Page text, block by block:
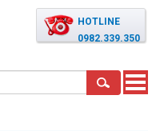
HOTLINE
0982.339.350
Toggle